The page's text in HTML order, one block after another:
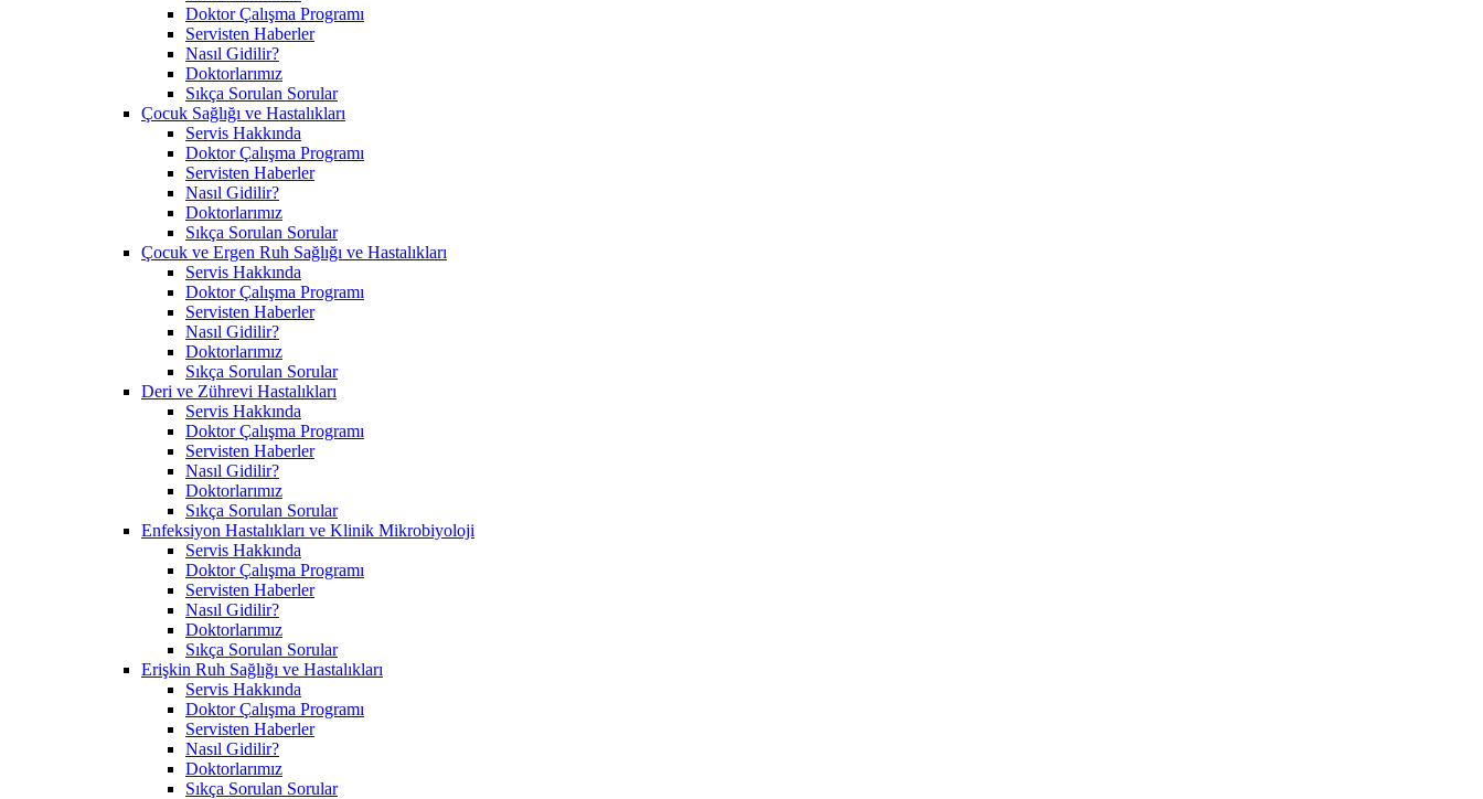
Doktor Çalışma Programı
Servisten Haberler
Nasıl Gidilir?
Doktorlarımız
Sıkça Sorulan Sorular
Çocuk Sağlığı ve Hastalıkları
Servis Hakkında
Doktor Çalışma Programı
Servisten Haberler
Nasıl Gidilir?
Doktorlarımız
Sıkça Sorulan Sorular
Çocuk ve Ergen Ruh Sağlığı ve Hastalıkları
Servis Hakkında
Doktor Çalışma Programı
Servisten Haberler
Nasıl Gidilir?
Doktorlarımız
Sıkça Sorulan Sorular
Deri ve Zührevi Hastalıkları
Servis Hakkında
Doktor Çalışma Programı
Servisten Haberler
Nasıl Gidilir?
Doktorlarımız
Sıkça Sorulan Sorular
Enfeksiyon Hastalıkları ve Klinik Mikrobiyoloji
Servis Hakkında
Doktor Çalışma Programı
Servisten Haberler
Nasıl Gidilir?
Doktorlarımız
Sıkça Sorulan Sorular
Erişkin Ruh Sağlığı ve Hastalıkları
Servis Hakkında
Doktor Çalışma Programı
Servisten Haberler
Nasıl Gidilir?
Doktorlarımız
Sıkça Sorulan Sorular